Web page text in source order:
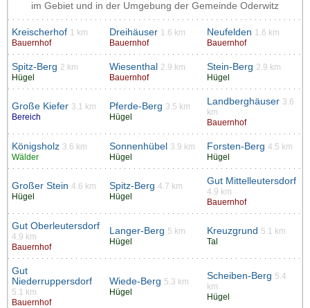
im Gebiet und in der Umgebung der Gemeinde Oderwitz
Kreischerhof 1 km
Bauernhof
Dreihäuser 1.6 km
Bauernhof
Neufelden 1.6 km
Bauernhof
Spitz-Berg 2 km
Hügel
Wiesenthal
2.9 km
Bauernhof
Stein-Berg 2.9 km
Hügel
Große Kiefer 3.1 km
Bereich
Pferde-Berg 3.5 km
Hügel
Landberghäuser 3.6
km
Bauernhof
Königsholz 3.6 km
Wälder
Sonnenhübel
3.9 km
Hügel
Forsten-Berg 4.5 km
Hügel
Großer Stein 4.6 km
Hügel
Spitz-Berg 4.7 km
Hügel
Gut Mittelleutersdorf
4.9 km
Bauernhof
Gut Oberleutersdorf
4.9 km
Bauernhof
Langer-Berg 5 km
Hügel
Kreuzgrund 5.1 km
Tal
Gut
Niederruppersdorf
5.1 km
Bauernhof
Wiede-Berg 5.3 km
Hügel
Scheiben-Berg 5.4
km
Hügel